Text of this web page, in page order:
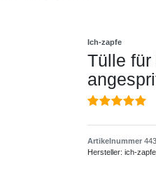
Ich-zapfe
Tülle für
Artikelnummer
Hersteller: ich-zapfe